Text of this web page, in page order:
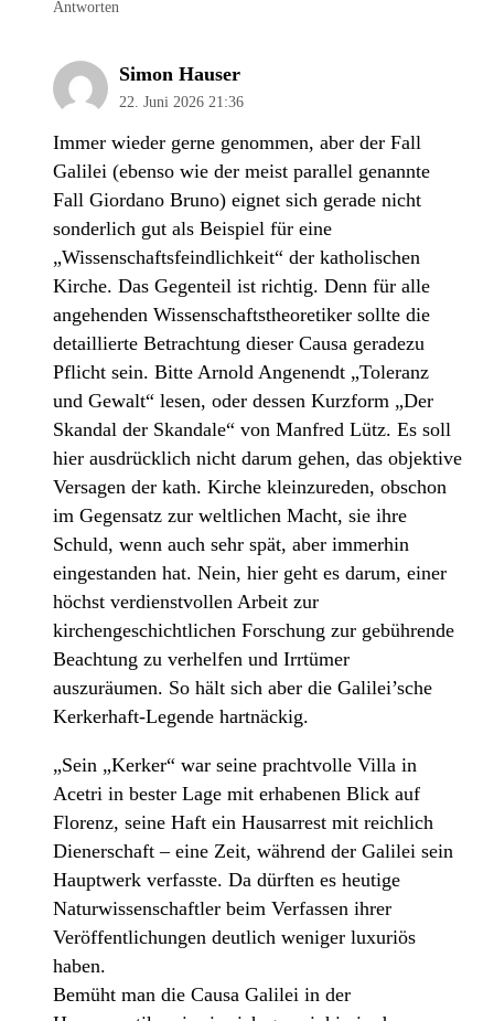
Antworten
Simon Hauser
22. Juni 2026 21:36
Immer wieder gerne genommen, aber der Fall
Galilei (ebenso wie der meist parallel genannte
Fall Giordano Bruno) eignet sich gerade nicht
sonderlich gut als Beispiel für eine
„Wissenschaftsfeindlichkeit“ der katholischen
Kirche. Das Gegenteil ist richtig. Denn für alle
angehenden Wissenschaftstheoretiker sollte die
detaillierte Betrachtung dieser Causa geradezu
Pflicht sein. Bitte Arnold Angenendt „Toleranz
und Gewalt“ lesen, oder dessen Kurzform „Der
Skandal der Skandale“ von Manfred Lütz. Es soll
hier ausdrücklich nicht darum gehen, das objektive
Versagen der kath. Kirche kleinzureden, obschon
im Gegensatz zur weltlichen Macht, sie ihre
Schuld, wenn auch sehr spät, aber immerhin
eingestanden hat. Nein, hier geht es darum, einer
höchst verdienstvollen Arbeit zur
kirchengeschichtlichen Forschung zur gebührende
Beachtung zu verhelfen und Irrtümer
auszuräumen. So hält sich aber die Galilei’sche
Kerkerhaft-Legende hartnäckig.
„Sein „Kerker“ war seine prachtvolle Villa in
Acetri in bester Lage mit erhabenen Blick auf
Florenz, seine Haft ein Hausarrest mit reichlich
Dienerschaft – eine Zeit, während der Galilei sein
Hauptwerk verfasste. Da dürften es heutige
Naturwissenschaftler beim Verfassen ihrer
Veröffentlichungen deutlich weniger luxuriös
haben.
Bemüht man die Causa Galilei in der